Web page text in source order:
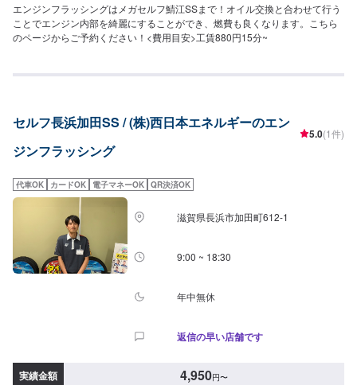
エンジンフラッシングはメガセルフ鯖江SSまで！オイル交換と合わせて行う
ことでエンジン内部を綺麗にすることができ、燃費も良くなります。こちら
のページからご予約ください！<費用目安>工賃880円15分~
セルフ長浜加田SS / (株)西日本エネルギーのエン
ジンフラッシング
5.0(1件)
代車OK カードOK 電子マネーOK QR決済OK
滋賀県長浜市加田町612-1
9:00 ~ 18:30
年中無休
返信の早い店舗です
実績金額 4,950円〜